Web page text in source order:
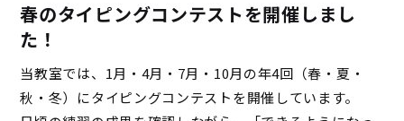
春のタイピングコンテストを開催しまし
た！
当教室では、1月・4月・7月・10月の年4回（春・夏・
秋・冬）にタイピングコンテストを開催しています。